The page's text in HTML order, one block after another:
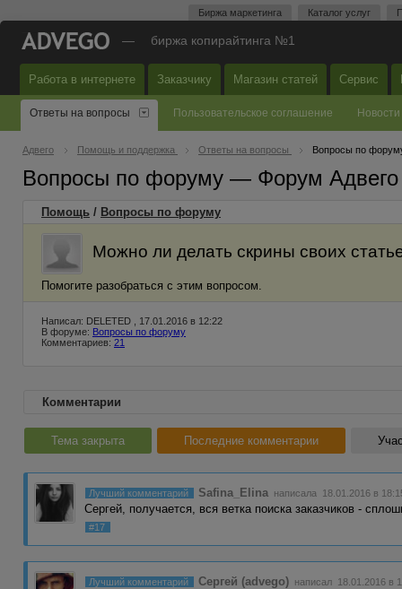
Биржа маркетинга Каталог услуг
— биржа копирайтинга №1
Работа в интернете Заказчику Магазин статей Сервис
Ответы на вопросы Пользовательское соглашение Новости
Адвего Помощь и поддержка Ответы на вопросы Вопросы по
Вопросы по форуму — Форум Адвего
Помощь / Вопросы по форуму
Можно ли делать скрины своих
Помогите разобраться с этим вопросом.
Написал: DELETED , 17.01.2016 в 12:22
В форуме: Вопросы по форуму
Комментариев: 21
Комментарии
Тема закрыта Последние комментарии
Лучший комментарий Safina_Elina написала 18.01.2016 в
Сергей, получается, вся ветка поиска заказчиков -
#17
Лучший комментарий Сергей (advego) написал 18.01.2016 в